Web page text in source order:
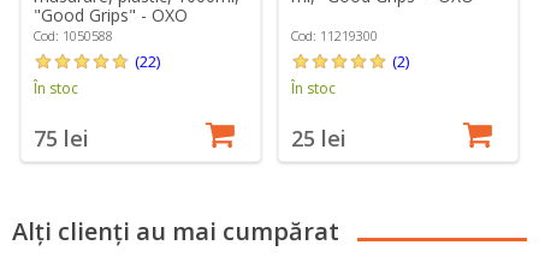
"Good Grips" - OXO
Cod: 1050588
(22)
În stoc
75 lei
Cod: 11219300
(2)
În stoc
25 lei
Alți clienți au mai cumpărat